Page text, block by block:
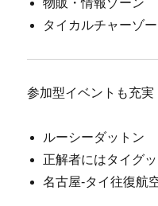
物販・情報ゾーン
タイカルチャーゾ
参加型イベントも充実
ルーシーダットン
正解者にはタイグ
名古屋-タイ往復航